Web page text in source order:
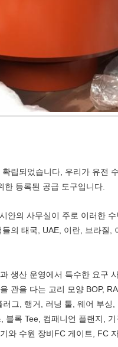
립되었습니다, 우리가 유전
등록된 공급 도구입니다.
안의 사무실이 주로 이러한
의 태국, UAE, 이란, 브라질
생산 운영에서 특수한 요구
관을 다는 고리 모양 BOP,
그, 행거, 러닝 툴, 웨어 부싱
록 Tee, 컴패니언 플랜지,
와 수원 장비FC 게이트, FC